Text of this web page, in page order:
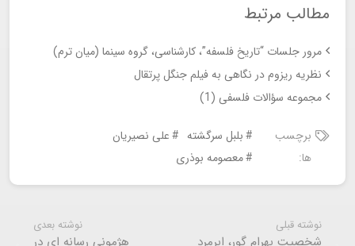
مطالب مرتبط
مرور جلسات “تاریخ فلسفه”، کارشناسی، گروه سینما (میان ترم)
نظریه ریزوم در نگاهی به فیلم جنگل پرتقال
مجموعه سؤالات فلسفی (1)
برچسب
ها:
بلبل سرگشته
علی نصیریان
معصومه بوذری
نوشته قبلی
شخصیتِ بهرام گور، ابرمرد
نوشته بعدی
هژمونی رسانه ای در